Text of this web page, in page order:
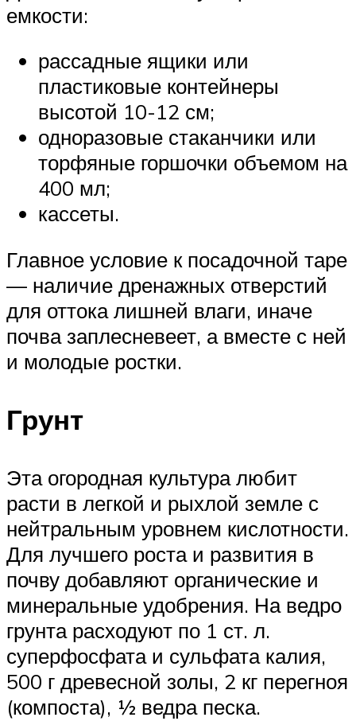
емкости:
рассадные ящики или
пластиковые контейнеры
высотой 10-12 см;
одноразовые стаканчики или
торфяные горшочки объемом на
400 мл;
кассеты.
Главное условие к посадочной таре
— наличие дренажных отверстий
для оттока лишней влаги, иначе
почва заплесневеет, а вместе с ней
и молодые ростки.
Грунт
Эта огородная культура любит
расти в легкой и рыхлой земле с
нейтральным уровнем кислотности.
Для лучшего роста и развития в
почву добавляют органические и
минеральные удобрения. На ведро
грунта расходуют по 1 ст. л.
суперфосфата и сульфата калия,
500 г древесной золы, 2 кг перегноя
(компоста), ½ ведра песка.